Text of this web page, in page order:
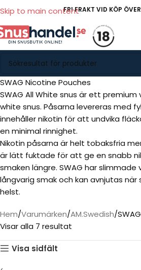
Skip to main contentFRI FRAKT VID KÖP
SWAG Nicotine Pouches
SWAG All White snus är ett premium
white snus. Påsarna levereras med
innehåller nikotin för att undvika
en minimal rinnighet.
Nikotin påsarna är helt tobaksfria
är lätt fuktade för att ge en snabb
smaken längre. SWAG har
långvarig smak och kan avnjutas när
helst.
Hem Varumärken AM.Swedish
Visar alla 7 resultat
Visa sidfält